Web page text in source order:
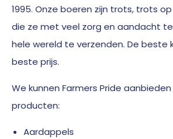
1995. Onze boeren zijn trots, trots
die ze met veel zorg en aandacht
hele wereld te verzenden. De beste
beste prijs.
We kunnen Farmers Pride
producten:
Aardappels